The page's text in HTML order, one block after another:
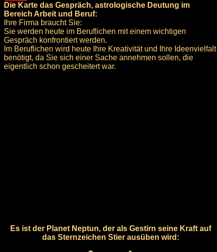
Die Karte das Gespräch, astrologische Deutung im
Bereich Arbeit und Beruf:
Ihre Firma braucht Sie:
Sie werden heute im Beruflichen mit einem wichtigen
Gespräch konfrontiert werden.
Im Beruflichen wird heute Ihre Kreativität und Ihre Ideenvielfalt
benötigt, da Sie sich einer Sache annehmen sollen, die
eigentlich schon gescheitert war.
Es ist der Planet Neptun, der als Gestirn seine Kraft auf
das Sternzeichen Stier ausüben wird: